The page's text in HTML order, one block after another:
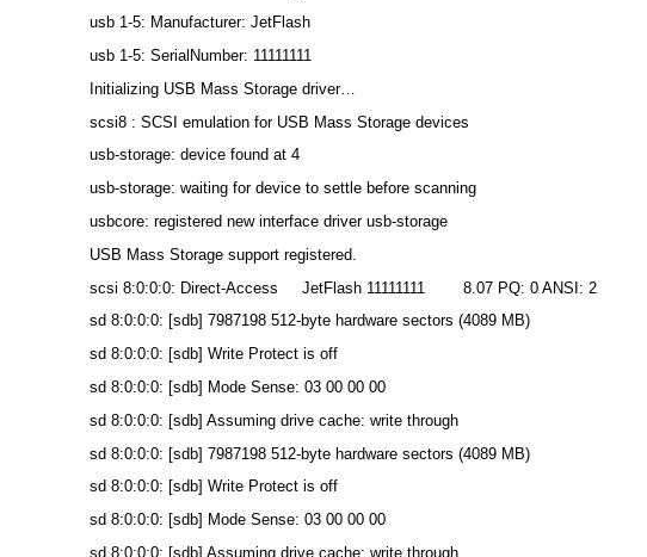
usb 1-5: Manufacturer: JetFlash
usb 1-5: SerialNumber: 11111111
Initializing USB Mass Storage driver…
scsi8 : SCSI emulation for USB Mass Storage devices
usb-storage: device found at 4
usb-storage: waiting for device to settle before scanning
usbcore: registered new interface driver usb-storage
USB Mass Storage support registered.
scsi 8:0:0:0: Direct-Access JetFlash 11111111 8.07 PQ: 0 ANSI: 2
sd 8:0:0:0: [sdb] 7987198 512-byte hardware sectors (4089 MB)
sd 8:0:0:0: [sdb] Write Protect is off
sd 8:0:0:0: [sdb] Mode Sense: 03 00 00 00
sd 8:0:0:0: [sdb] Assuming drive cache: write through
sd 8:0:0:0: [sdb] 7987198 512-byte hardware sectors (4089 MB)
sd 8:0:0:0: [sdb] Write Protect is off
sd 8:0:0:0: [sdb] Mode Sense: 03 00 00 00
sd 8:0:0:0: [sdb] Assuming drive cache: write through